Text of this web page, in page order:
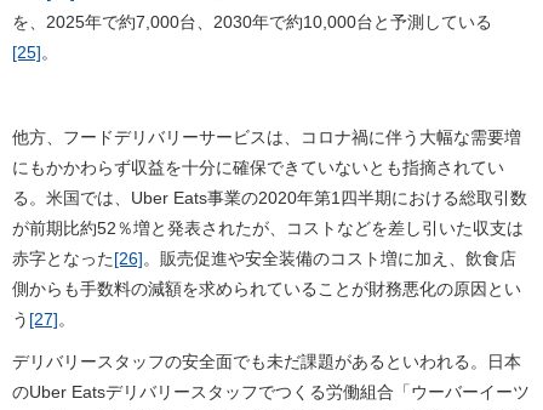
を、2025年で約7,000台、2030年で約10,000台と予測している
[25]。
他方、フードデリバリーサービスは、コロナ禍に伴う大幅な需要増
にもかかわらず収益を十分に確保できていないとも指摘されてい
る。米国では、Uber Eats事業の2020年第1四半期における総取引数
が前期比約52％増と発表されたが、コストなどを差し引いた収支は
赤字となった[26]。販売促進や安全装備のコスト増に加え、飲食店
側からも手数料の減額を求められていることが財務悪化の原因とい
う [27]。
デリバリースタッフの安全面でも未だ課題があるといわれる。日本
のUber Eatsデリバリースタッフでつくる労働組合「ウーバーイーツ